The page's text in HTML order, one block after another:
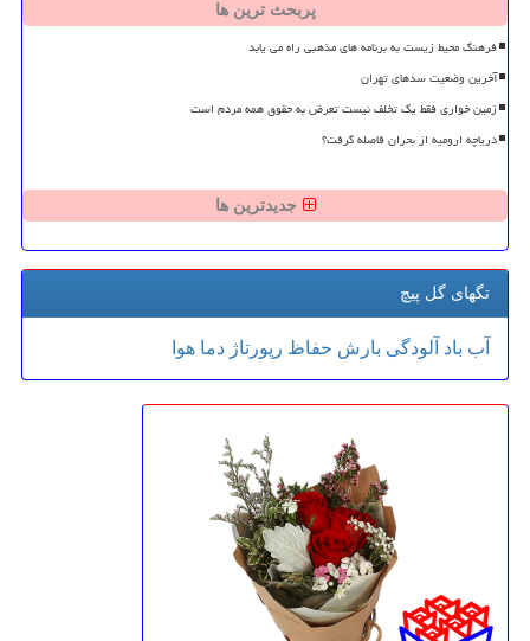
پربحث ترین ها
فرهنگ محیط زیست به برنامه های مذهبی راه می یابد
آخرین وضعیت سدهای تهران
زمین خواری فقط یک تخلف نیست تعرض به حقوق همه مردم است
دریاچه ارومیه از بحران فاصله گرفت؟
جدیدترین ها
تگهای گل پیچ
آب باد آلودگی بارش حفاظ رپورتاژ دما هوا